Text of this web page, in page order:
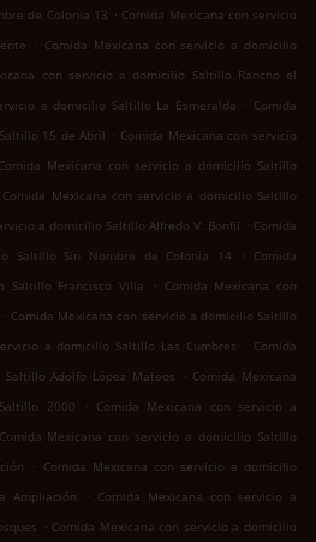
de Colonia 13 . Comida Mexicana con servicio
. Comida Mexicana con servicio a domicilio
con servicio a domicilio Saltillo Rancho el
a domicilio Saltillo La Esmeralda . Comida
15 de Abril . Comida Mexicana con servicio
Comida Mexicana con servicio a domicilio Saltillo
Comida Mexicana con servicio a domicilio Saltillo
a domicilio Saltillo Alfredo V. Bonfil . Comida
Saltillo Sin Nombre de Colonia 14
.
Comida
Saltillo Francisco Villa
. Comida Mexicana con
. Comida Mexicana con servicio a domicilio Saltillo
a domicilio Saltillo Las Cumbres . Comida
Adolfo López Mateos
. Comida Mexicana
2000
. Comida Mexicana con servicio a
Comida Mexicana con servicio a domicilio Saltillo
. Comida Mexicana con servicio a domicilio
Ampliación
. Comida Mexicana con servicio a
. Comida Mexicana con servicio a domicilio